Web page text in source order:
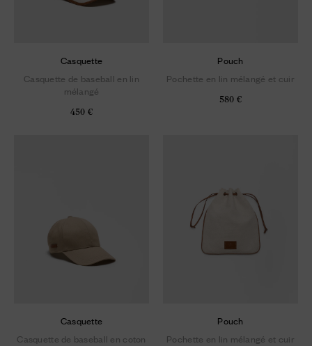
Casquette
Casquette de baseball en lin
mélangé
450 €
Pouch
Pochette en lin mélangé et cuir
580 €
Casquette
Casquette de baseball en coton
Pouch
Pochette en lin mélangé et cuir